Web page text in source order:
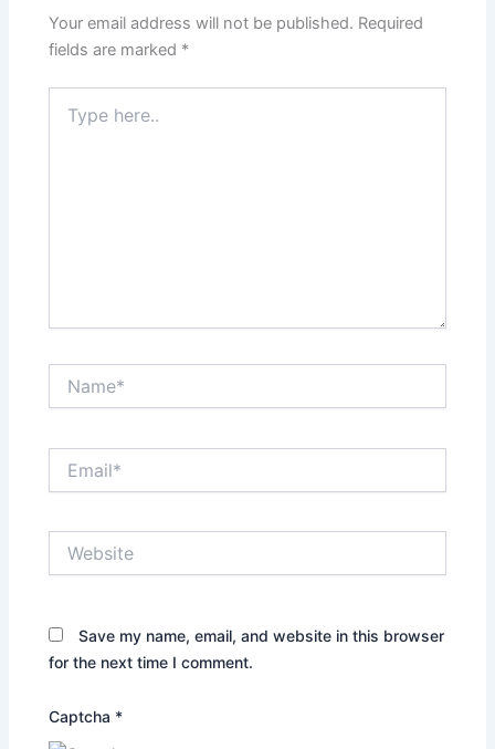
Your email address will not be published. Required
fields are marked *
here..
Save my name, email, and website in this browser
for the next time I comment.
Captcha *